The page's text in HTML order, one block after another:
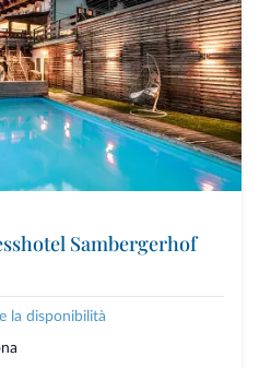
Sambergerhof
la disponibilità